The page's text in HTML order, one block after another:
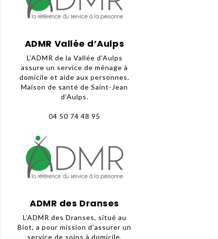
ADMR Vallée d’Aulps
L’ADMR de la Vallée d’Aulps
assure un service de ménage à
domicile et aide aux personnes.
Maison de santé de Saint-Jean
d’Aulps.
04 50 74 48 95
ADMR des Dranses
L’ADMR des Dranses, situé au
Biot, a pour mission d’assurer un
service de soins à domicile.